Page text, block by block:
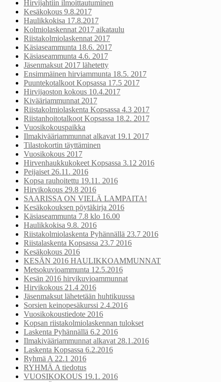
Hirvijahtiin ilmoittautuminen
Kesäkokous 9.8.2017
Haulikkokisa 17.8.2017
Kolmiolaskennat 2017 aikataulu
Riistakolmiolaskennat 2017
Käsiaseammunta 18.6. 2017
Käsiaseammunta 4.6. 2017
Jäsenmaksut 2017 lähetetty
Ensimmäinen hirviammunta 18.5. 2017
Puuntekotalkoot Kopsassa 17.5 2017
Hirvijaoston kokous 10.4.2017
Kivääriammunnat 2017
Riistakolmiolaskenta Kopsassa 4.3 2017
Riistanhoitotalkoot Kopsassa 18.2. 2017
Vuosikokouspaikka
Ilmakivääriammunnat alkavat 19.1 2017
Tilastokortin täyttäminen
Vuosikokous 2017
Hirvenhaukkukokeet Kopsassa 3.12 2016
Peijaiset 26.11. 2016
Kopsa rauhoitettu 19.11. 2016
Hirvikokous 29.8 2016
SAARISSA ON VIELÄ LAMPAITA!
Kesäkokouksen pöytäkirja 2016
Käsiaseammunta 7.8 klo 16.00
Haulikkokisa 9.8. 2016
Riistakolmiolaskenta Pyhännällä 23.7 2016
Riistalaskenta Kopsassa 23.7 2016
Kesäkokous 2016
KESÄN 2016 HAULIKKOAMMUNNAT
Metsokuvioammunta 12.5.2016
Kesän 2016 hirvikuvioammunnat
Hirvikokous 21.4 2016
Jäsenmaksut lähetetään huhtikuussa
Sorsien keinopesäkurssi 2.4.2016
Vuosikokoustiedote 2016
Kopsan riistakolmiolaskennan tulokset
Laskenta Pyhännällä 6.2 2016
Ilmakivääriammunnat alkavat 28.1.2016
Laskenta Kopsassa 6.2.2016
Ryhmä A 22.1 2016
RYHMÄ A tiedotus
VUOSIKOKOUS 19.1. 2016